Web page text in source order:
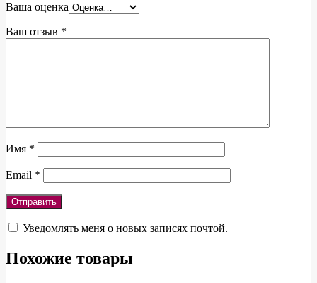
Ваша оценка
Ваш отзыв *
Имя *
Email *
Уведомлять меня о новых записях почтой.
Похожие товары